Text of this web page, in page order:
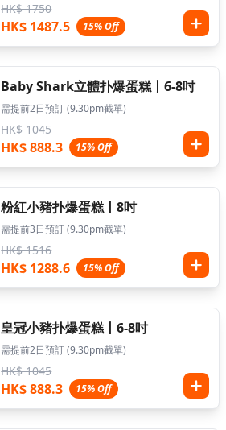
HK$ 1750
HK$ 1487.5 15% Off
Baby Shark立體扑爆蛋糕丨6-8吋
需提前2日預訂 (9.30pm截單)
HK$ 1045
HK$ 888.3 15% Off
粉紅小豬扑爆蛋糕丨8吋
需提前3日預訂 (9.30pm截單)
HK$ 1516
HK$ 1288.6 15% Off
皇冠小豬扑爆蛋糕丨6-8吋
需提前2日預訂 (9.30pm截單)
HK$ 1045
HK$ 888.3 15% Off